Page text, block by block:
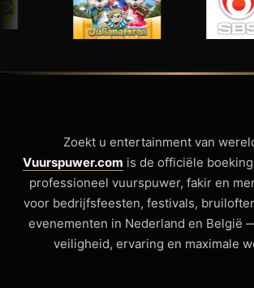
Zoekt u entertainment van
Vuurspuwer.com is de officiële
professioneel vuurspuwer, fakir en
voor bedrijfsfeesten, festivals,
evenementen in Nederland en België
veiligheid, ervaring en maximale